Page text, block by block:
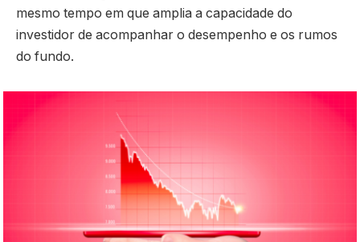
mesmo tempo em que amplia a capacidade do
investidor de acompanhar o desempenho e os rumos
do fundo.